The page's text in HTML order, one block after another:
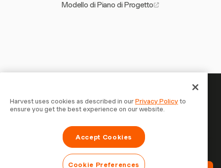
Modello di Piano di Progetto
Il tuo tempo merita di essere
tracciato — inizia ora
Unisciti a oltre 70.000 aziende che monitorano il tempo,
fatturano i clienti e vengono pagate più velocemente con
Harvest uses cookies as described in ourPrivacy Policyto
ensure you get the best experience on our website.
Accept Cookies
Cookie Preferences